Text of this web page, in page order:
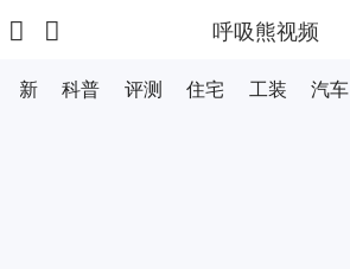
呼吸熊视频
最新 科普 评测 住宅 工装 汽车